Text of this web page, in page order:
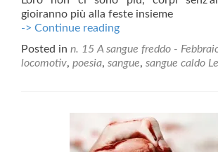
gioiranno più alla feste insieme
-> Continue readingSangue
Posted in n. 15 A sangue freddo -
locomotiv, poesia, sangue, sangue caldo